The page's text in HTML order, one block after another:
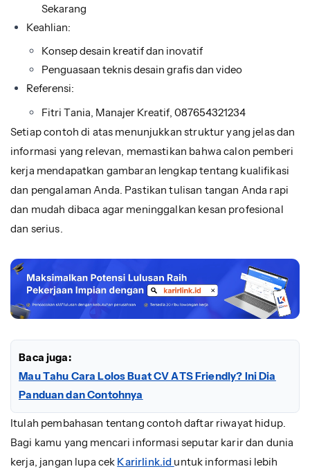
Sekarang
Keahlian:
Konsep desain kreatif dan inovatif
Penguasaan teknis desain grafis dan video
Referensi:
Fitri Tania, Manajer Kreatif, 087654321234
Setiap contoh di atas menunjukkan struktur yang jelas dan
informasi yang relevan, memastikan bahwa calon pemberi
kerja mendapatkan gambaran lengkap tentang kualifikasi
dan pengalaman Anda. Pastikan tulisan tangan Anda rapi
dan mudah dibaca agar meninggalkan kesan profesional
dan serius.
Baca juga:
Mau Tahu Cara Lolos Buat CV ATS Friendly? Ini Dia
Panduan dan Contohnya
Itulah pembahasan tentang contoh daftar riwayat hidup.
Bagi kamu yang mencari informasi seputar karir dan dunia
kerja, jangan lupa cek Karirlink.id untuk informasi lebih